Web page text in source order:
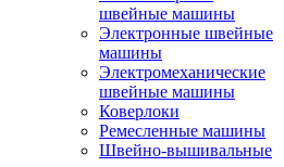
швейные машины
Электронные швейные
машины
Электромеханические
швейные машины
Коверлоки
Ремесленные машины
Швейно-вышивальные